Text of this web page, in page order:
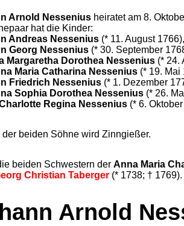
Arnold Nessenius heiratet am 8.
hat die Kinder:
Andreas Nessenius (* 11. August 1766),
Georg Nessenius (* 30. September
Margaretha Dorothea Nessenius (* 24.
Maria Catharina Nessenius (* 19. Mai
Friedrich Nessenius (* 1. Dezember
Sophia Dorothea Nessenius (* 26.
Regina Nessenius (* 6.
der beiden Söhne wird Zinngießer.
beiden Schwestern der Anna Maria
Christian Taberger (* 1738; † 1769).
Arnold